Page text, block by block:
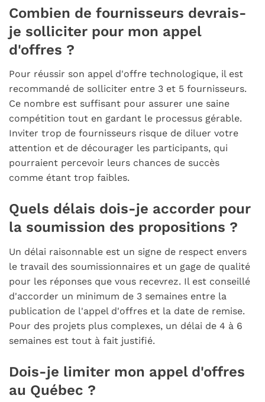
Combien de fournisseurs devrais-
je solliciter pour mon appel
d'offres ?
Pour réussir son appel d'offre technologique, il est
recommandé de solliciter entre 3 et 5 fournisseurs.
Ce nombre est suffisant pour assurer une saine
compétition tout en gardant le processus gérable.
Inviter trop de fournisseurs risque de diluer votre
attention et de décourager les participants, qui
pourraient percevoir leurs chances de succès
comme étant trop faibles.
Quels délais dois-je accorder pour
la soumission des propositions ?
Un délai raisonnable est un signe de respect envers
le travail des soumissionnaires et un gage de qualité
pour les réponses que vous recevrez. Il est conseillé
d'accorder un minimum de 3 semaines entre la
publication de l'appel d'offres et la date de remise.
Pour des projets plus complexes, un délai de 4 à 6
semaines est tout à fait justifié.
Dois-je limiter mon appel d'offres
au Québec ?